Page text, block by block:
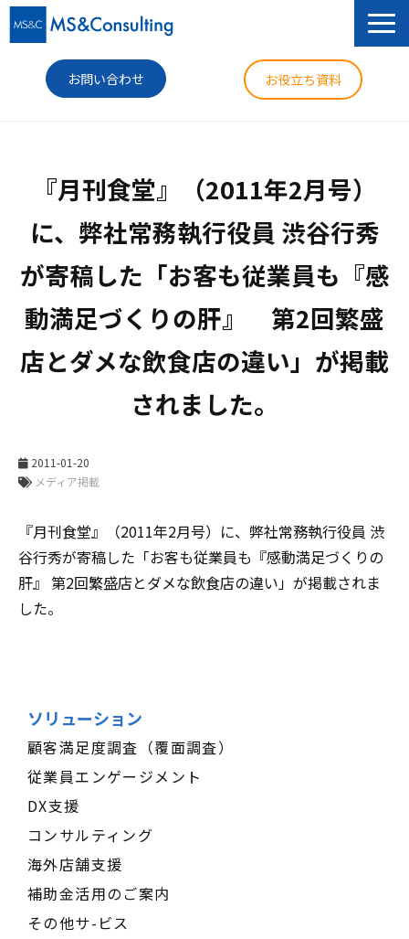
お問い合わせ お役立ち資料
セミナー
導入事例
コラム
ニュース
企業情報
『月刊食堂』（2011年2月号）
に、弊社常務執行役員 渋谷行秀
が寄稿した「お客も従業員も『感
動満足づくりの肝』　第2回繁盛
店とダメな飲食店の違い」が掲載
されました。
2011-01-20
メディア掲載
『月刊食堂』（2011年2月号）に、弊社常務執行役員 渋
谷行秀が寄稿した「お客も従業員も『感動満足づくりの
肝』 第2回繁盛店とダメな飲食店の違い」が掲載されま
した。
ソリューション
顧客満足度調査（覆面調査）
従業員エンゲージメント
DX支援
コンサルティング
海外店舗支援
補助金活用のご案内
その他サ-ビス